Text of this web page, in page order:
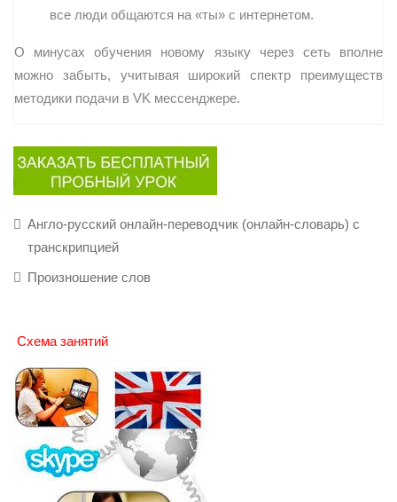
все люди общаются на «ты» с интернетом.
О минусах обучения новому языку через сеть вполне
можно забыть, учитывая широкий спектр преимуществ
методики подачи в VK мессенджере.
Англо-русский онлайн-переводчик (онлайн-словарь) с
транскрипцией
Произношение слов
Схема занятий